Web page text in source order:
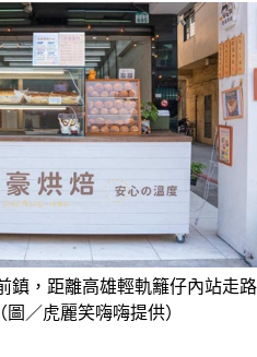
鎮，距離高雄輕軌籬仔內站走
圖／虎麗笑嗨嗨提供）